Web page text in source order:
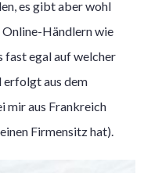
es gibt aber wohl
Online-Händlern wie
fast egal auf welcher
erfolgt aus dem
mir aus Frankreich
Firmensitz hat).